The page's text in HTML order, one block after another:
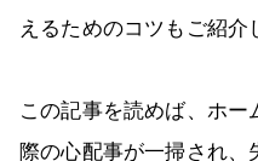
えるためのコツもご紹介
この記事を読めば、ホー
際の心配事が一掃され、